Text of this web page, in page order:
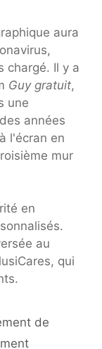
aura
chargé. Il y a
Guy gratuit,
une
années
l'écran en
mur
en
au
qui
de